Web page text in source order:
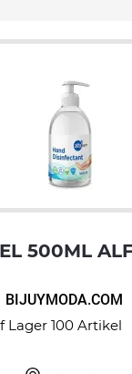
500ML
BIJUYMODA.COM
Lager 100 Artikel